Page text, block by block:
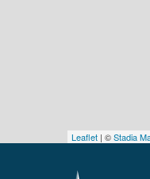
Leaflet | ©Stadia